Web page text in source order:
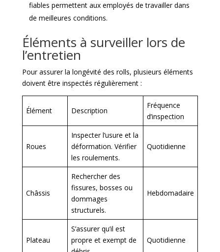
fiables permettent aux employés de travailler dans
de meilleures conditions.
Éléments à surveiller lors de
l’entretien
Pour assurer la longévité des rolls, plusieurs éléments
doivent être inspectés régulièrement :
Élément Description
Fréquence
d’inspection
Roues
Inspecter l’usure et la
déformation. Vérifier
les roulements.
Quotidienne
Châssis
Rechercher des
fissures, bosses ou
dommages
structurels.
Hebdomadaire
Plateau
S’assurer qu’il est
propre et exempt de
Quotidienne